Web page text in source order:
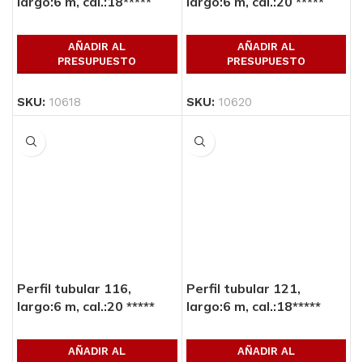
AÑADIR AL
PRESUPUESTO
SKU: 10618
AÑADIR AL
PRESUPUESTO
SKU: 10620
Perfil tubular 116,
largo:6 m, cal.:20 *****
AÑADIR AL
Perfil tubular 121,
largo:6 m, cal.:18*****
AÑADIR AL